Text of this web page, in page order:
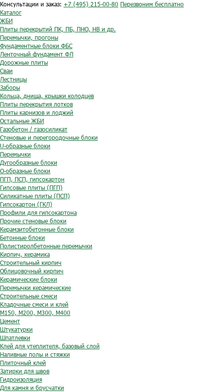
Консультации и заказ: +7 (495) 215-00-80 Перезвоним бесплатно
Каталог
ЖБИ
Плиты перекрытий ПК, ПБ, ПНО, НВ и др.
Перемычки, прогоны
Фундаментные блоки ФБС
Ленточный фундамент ФЛ
Дорожные плиты
Сваи
Лестницы
Заборы
Кольца, днища, крышки колодцев
Плиты перекрытия лотков
Плиты карнизов и лоджий
Остальные ЖБИ
Газобетон / газосиликат
Стеновые и перегородочные блоки
U-образные блоки
Перемычки
Дугообразные блоки
O-образные блоки
ПГП, ПСП, гипсокартон
Гипсовые плиты (ПГП)
Силикатные плиты (ПСП)
Гипсокартон (ГКЛ)
Профили для гипсокартона
Прочие стеновые блоки
Керамзитобетонные блоки
Бетонные блоки
Полистиролбетонные перемычки
Кирпич, керамика
Строительный кирпич
Облицовочный кирпич
Керамические блоки
Перемычки керамические
Строительные смеси
Кладочные смеси и клей
М150, М200, М300, М400
Цемент
Штукатурки
Шпатлевки
Клей для утеплителя, базовый слой
Наливные полы и стяжки
Плиточный клей
Затирки для швов
Гидроизоляция
Для камня и брусчатки